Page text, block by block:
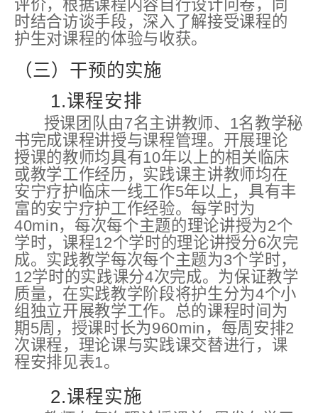
评价，根据课程内容自行设计问卷，同
时结合访谈手段，深入了解接受课程的
护生对课程的体验与收获。
（三）干预的实施
1.课程安排
授课团队由7名主讲教师、1名教学秘
书完成课程讲授与课程管理。开展理论
授课的教师均具有10年以上的相关临床
或教学工作经历，实践课主讲教师均在
安宁疗护临床一线工作5年以上，具有丰
富的安宁疗护工作经验。每学时为
40min，每次每个主题的理论讲授为2个
学时，课程12个学时的理论讲授分6次完
成。实践教学每次每个主题为3个学时，
12学时的实践课分4次完成。为保证教学
质量，在实践教学阶段将护生分为4个小
组独立开展教学工作。总的课程时间为
期5周，授课时长为960min，每周安排2
次课程，理论课与实践课交替进行，课
程安排见表1。
2.课程实施